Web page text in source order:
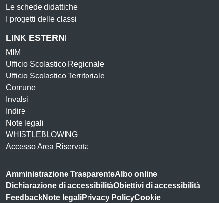
Le schede didattiche
I progetti delle classi
LINK ESTERNI
MIM
Ufficio Scolastico Regionale
Ufficio Scolastico Territoriale
Comune
Invalsi
Indire
Note legali
WHISTLEBLOWING
Accesso Area Riservata
Amministrazione TrasparenteAlbo online
Dichiarazione di accessibilitàObiettivi di accessibilità
FeedbackNote legaliPrivacy PolicyCookie